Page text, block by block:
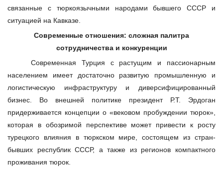
связанные с тюркоязычными народами бывшего СССР и
ситуацией на Кавказе.
Современные отношения: сложная палитра
сотрудничества и конкуренции
Современная Турция с растущим и пассионарным
населением имеет достаточно развитую промышленную и
логистическую инфраструктуру и диверсифицированный
бизнес. Во внешней политике президент Р.Т. Эрдоган
придерживается концепции о «вековом пробуждении тюрок»,
которая в обозримой перспективе может привести к росту
турецкого влияния в тюркском мире, состоящем из стран-
бывших республик СССР, а также из регионов компактного
проживания тюрок.